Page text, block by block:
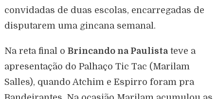
convidadas de duas escolas, encarregadas de
disputarem uma gincana semanal.
Na reta final o Brincando na Paulistateve a
apresentação do Palhaço Tic Tac (Marilam
Salles), quando Atchim e Espirro foram pra